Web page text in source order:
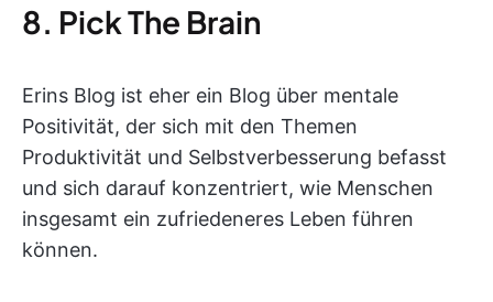
8. Pick The Brain
Erins Blog ist eher ein Blog über mentale
Positivität, der sich mit den Themen
Produktivität und Selbstverbesserung befasst
und sich darauf konzentriert, wie Menschen
insgesamt ein zufriedeneres Leben führen
können.